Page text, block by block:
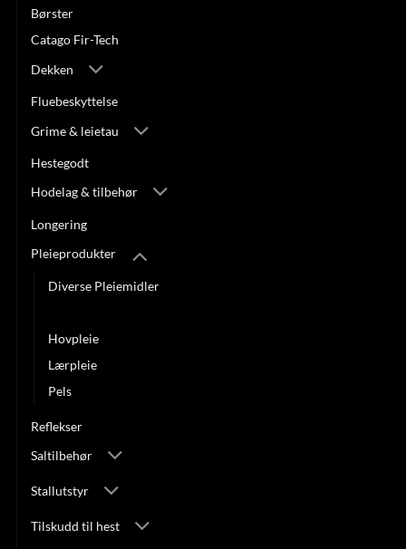
Børster
Catago Fir-Tech
Dekken
Fluebeskyttelse
Grime & leietau
Hestegodt
Hodelag & tilbehør
Longering
Pleieprodukter
Diverse Pleiemidler
Hovpleie
Lærpleie
Pels
Reflekser
Saltilbehør
Stallutstyr
Tilskudd til hest